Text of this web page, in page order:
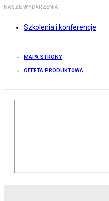
NASZE WYDARZENIA
Szkolenia i konferencje
MAPA STRONY
OFERTA PRODUKTOWA